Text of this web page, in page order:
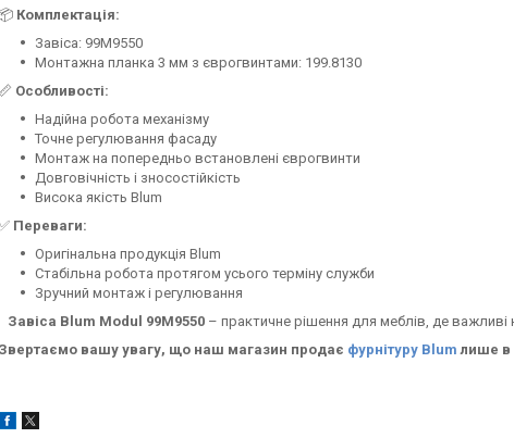
Комплектація:
Завіса: 99M9550
Монтажна планка 3 мм з єврогвинтами: 199.8130
📏 Особливості:
Надійна робота механізму
Точне регулювання фасаду
Монтаж на попередньо встановлені єврогвинти
Довговічність і зносостійкість
Висока якість Blum
Переваги:
Оригінальна продукція Blum
Стабільна робота протягом усього терміну служби
Зручний монтаж і регулювання
Завіса Blum Modul 99M9550 – практичне рішення для меблів, де важливі
Звертаємо вашу увагу, що наш магазин продає фурнітуру Blum лише в